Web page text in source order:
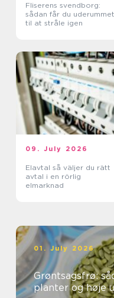
Fliserens svendborg:
sådan får du uderummet
til at stråle igen
09. July 2026
Elavtal så väljer du rätt
avtal i en rörlig
elmarknad
01. July 2026
Grøntsagsfrø:
planter og høje